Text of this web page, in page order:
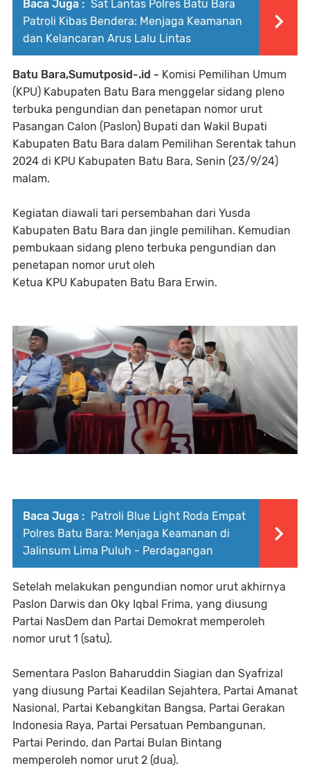
Baca Juga : Sat Lantas Polres Batu Bara
Patroli Kibas Bendera: Menjaga Keamanan
dan Kelancaran Arus Lalu Lintas
Batu Bara,Sumutposid-.id - Komisi Pemilihan Umum
(KPU) Kabupaten Batu Bara menggelar sidang pleno
terbuka pengundian dan penetapan nomor urut
Pasangan Calon (Paslon) Bupati dan Wakil Bupati
Kabupaten Batu Bara dalam Pemilihan Serentak tahun
2024 di KPU Kabupaten Batu Bara, Senin (23/9/24)
malam.
Kegiatan diawali tari persembahan dari Yusda
Kabupaten Batu Bara dan jingle pemilihan. Kemudian
pembukaan sidang pleno terbuka pengundian dan
penetapan nomor urut oleh
Ketua KPU Kabupaten Batu Bara Erwin.
Baca Juga : Patroli Blue Light Roda Empat
Polres Batu Bara: Menjaga Keamanan di
Jalinsum Lima Puluh - Perdagangan
Setelah melakukan pengundian nomor urut akhirnya
Paslon Darwis dan Oky Iqbal Frima, yang diusung
Partai NasDem dan Partai Demokrat memperoleh
nomor urut 1 (satu).
Sementara Paslon Baharuddin Siagian dan Syafrizal
yang diusung Partai Keadilan Sejahtera, Partai Amanat
Nasional, Partai Kebangkitan Bangsa, Partai Gerakan
Indonesia Raya, Partai Persatuan Pembangunan,
Partai Perindo, dan Partai Bulan Bintang
memperoleh nomor urut 2 (dua).